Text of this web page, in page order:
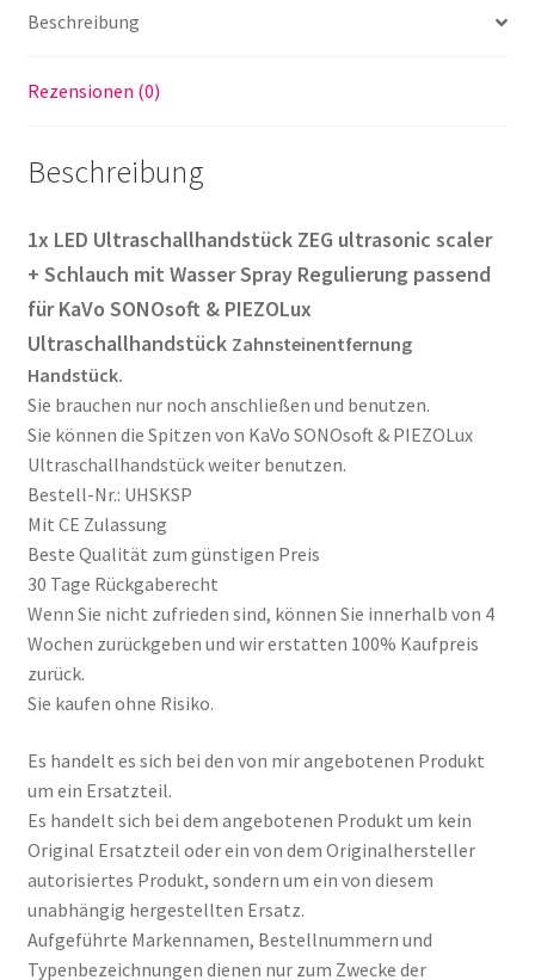
&
Beschreibung
Rezensionen (0)
Beschreibung
1x LED Ultraschallhandstück ZEG ultrasonic scaler
+ Schlauch mit Wasser Spray Regulierung passend
für KaVo SONOsoft & PIEZOLux
Ultraschallhandstück Zahnsteinentfernung
Handstück.
Sie brauchen nur noch anschließen und benutzen.
Sie können die Spitzen von KaVo SONOsoft & PIEZOLux
Ultraschallhandstück weiter benutzen.
Bestell-Nr.: UHSKSP
Mit CE Zulassung
Beste Qualität zum günstigen Preis
30 Tage Rückgaberecht
Wenn Sie nicht zufrieden sind, können Sie innerhalb von 4
Wochen zurückgeben und wir erstatten 100% Kaufpreis
zurück.
Sie kaufen ohne Risiko.
Es handelt es sich bei den von mir angebotenen Produkt
um ein Ersatzteil.
Es handelt sich bei dem angebotenen Produkt um kein
Original Ersatzteil oder ein von dem Originalhersteller
autorisiertes Produkt, sondern um ein von diesem
unabhängig hergestellten Ersatz.
Aufgeführte Markennamen, Bestellnummern und
Typenbezeichnungen dienen nur zum Zwecke der